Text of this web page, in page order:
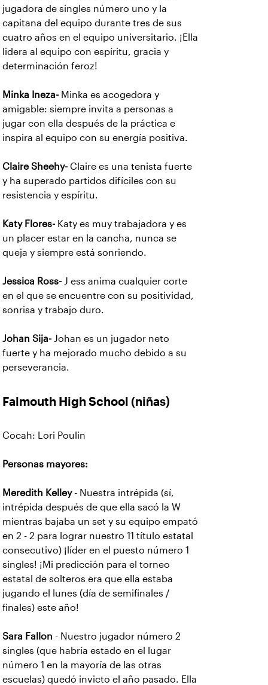
jugadora de singles número uno y la
capitana del equipo durante tres de sus
cuatro años en el equipo universitario. ¡Ella
lidera al equipo con espíritu, gracia y
determinación feroz!
Minka Ineza- Minka es acogedora y
amigable: siempre invita a personas a
jugar con ella después de la práctica e
inspira al equipo con su energía positiva.
Claire Sheehy- Claire es una tenista fuerte
y ha superado partidos difíciles con su
resistencia y espíritu.
Katy Flores- Katy es muy trabajadora y es
un placer estar en la cancha, nunca se
queja y siempre está sonriendo.
Jessica Ross- J ess anima cualquier corte
en el que se encuentre con su positividad,
sonrisa y trabajo duro.
Johan Sija- Johan es un jugador neto
fuerte y ha mejorado mucho debido a su
perseverancia.
Falmouth High School (niñas)
Cocah: Lori Poulin
Personas mayores:
Meredith Kelley - Nuestra intrépida (sí,
intrépida después de que ella sacó la W
mientras bajaba un set y su equipo empató
en 2 - 2 para lograr nuestro 11 título estatal
consecutivo) ¡líder en el puesto número 1
singles! ¡Mi predicción para el torneo
estatal de solteros era que ella estaba
jugando el lunes (día de semifinales /
finales) este año!
Sara Fallon - Nuestro jugador número 2
singles (que habría estado en el lugar
número 1 en la mayoría de las otras
escuelas) quedó invicto el año pasado. Ella